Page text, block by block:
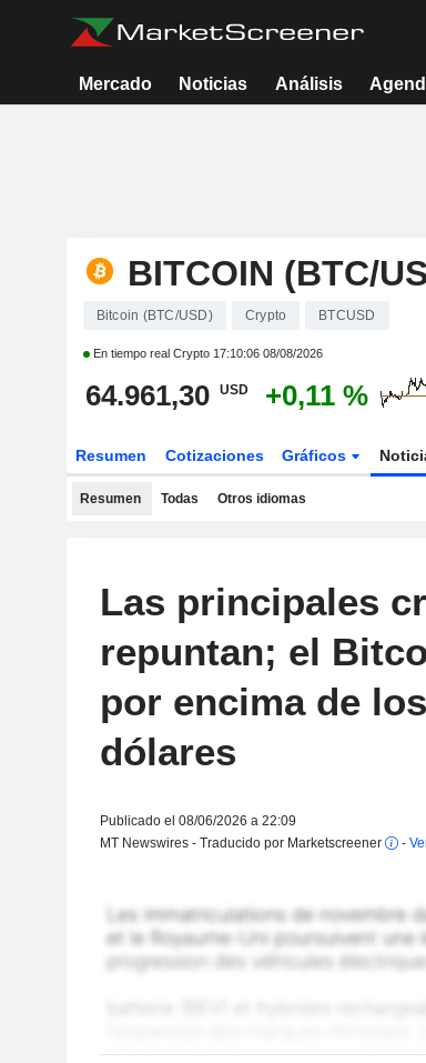
Mercado Noticias Análisis
BITCOIN (BTC/
Bitcoin (BTC/USD) Crypto BTCUSD
En tiempo real Crypto 17:10:06 08/08/2026
64.961,30 USD +0,11 %
Resumen Cotizaciones Gráficos
Resumen Todas Otros idiomas
Las principales
repuntan; el
por encima de
dólares
Publicado el 08/06/2026 a 22:09
MT Newswires - Traducido por Marketscreener
-